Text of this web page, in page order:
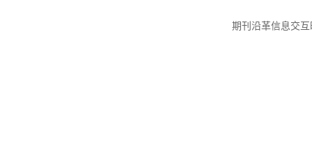
期刊沿革信息交